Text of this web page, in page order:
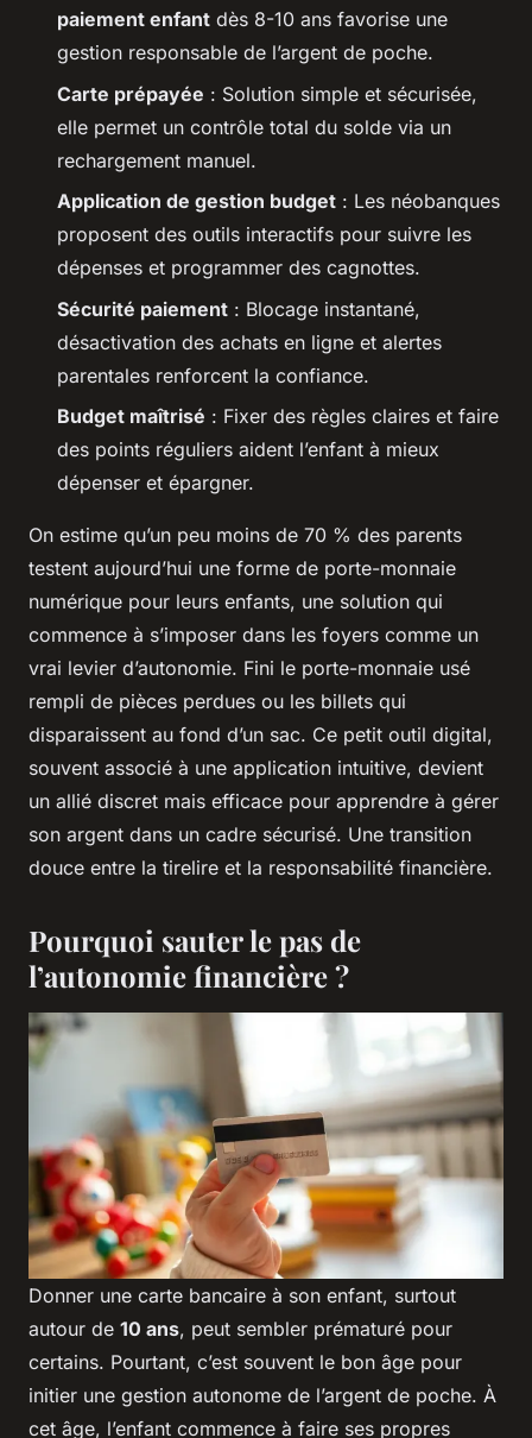
paiement enfant dès 8-10 ans favorise une
gestion responsable de l’argent de poche.
Carte prépayée : Solution simple et sécurisée,
elle permet un contrôle total du solde via un
rechargement manuel.
Application de gestion budget : Les néobanques
proposent des outils interactifs pour suivre les
dépenses et programmer des cagnottes.
Sécurité paiement : Blocage instantané,
désactivation des achats en ligne et alertes
parentales renforcent la confiance.
Budget maîtrisé : Fixer des règles claires et faire
des points réguliers aident l’enfant à mieux
dépenser et épargner.
On estime qu’un peu moins de 70 % des parents
testent aujourd’hui une forme de porte-monnaie
numérique pour leurs enfants, une solution qui
commence à s’imposer dans les foyers comme un
vrai levier d’autonomie. Fini le porte-monnaie usé
rempli de pièces perdues ou les billets qui
disparaissent au fond d’un sac. Ce petit outil digital,
souvent associé à une application intuitive, devient
un allié discret mais efficace pour apprendre à gérer
son argent dans un cadre sécurisé. Une transition
douce entre la tirelire et la responsabilité financière.
Pourquoi sauter le pas de
l’autonomie financière ?
Donner une carte bancaire à son enfant, surtout
autour de 10 ans, peut sembler prématuré pour
certains. Pourtant, c’est souvent le bon âge pour
initier une gestion autonome de l’argent de poche. À
cet âge, l’enfant commence à faire ses propres